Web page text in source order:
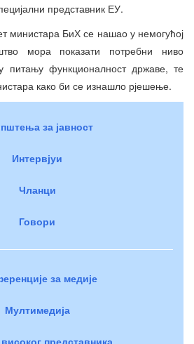
представник ЕУ.
министара БиХ се нашао у немогућој
мора показати потребни ниво
питању функционалност државе, те
како би се изнашло рјешење.
за јавност
Интервјуи
Чланци
Говори
за медије
Мултимедија
представника